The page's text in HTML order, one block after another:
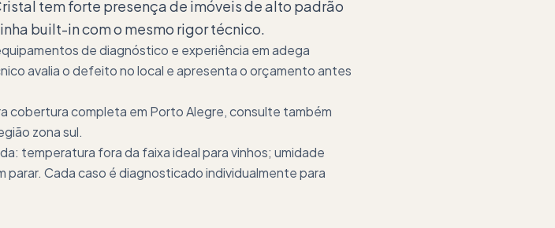
tem forte presença de imóveis de alto padrão
built-in com o mesmo rigor técnico.
de diagnóstico e experiência em adega
avalia o defeito no local e apresenta o orçamento antes
cobertura completa em Porto Alegre, consulte também
zona sul.
temperatura fora da faixa ideal para vinhos; umidade
Cada caso é diagnosticado individualmente para